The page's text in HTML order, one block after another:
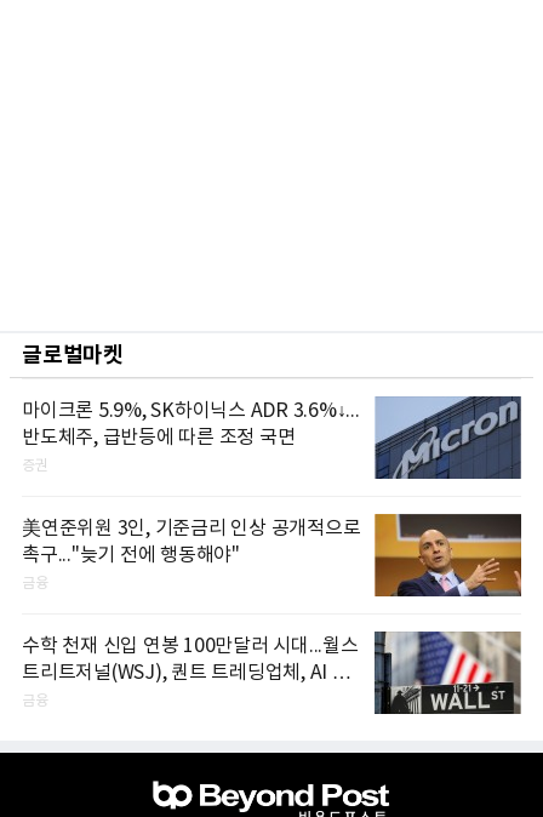
글로벌마켓
마이크론 5.9%, SK하이닉스 ADR 3.6%↓...
반도체주, 급반등에 따른 조정 국면
증권
美연준위원 3인, 기준금리 인상 공개적으로
촉구..."늦기 전에 행동해야"
금융
수학 천재 신입 연봉 100만달러 시대...월스
트리트저널(WSJ), 퀀트 트레딩업체, AI 기
업들 인재 확보 경쟁
금융